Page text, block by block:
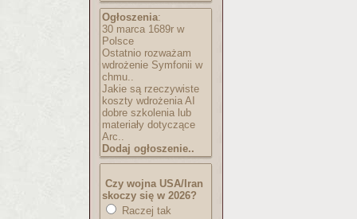
Ogłoszenia:
30 marca 1689r w
Polsce
Ostatnio rozważam
wdrożenie Symfonii w
chmu..
Jakie są rzeczywiste
koszty wdrożenia AI
dobre szkolenia lub
materiały dotyczące
Arc..
Dodaj ogłoszenie..
Czy wojna USA/Iran
skoczy się w 2026?
Raczej tak